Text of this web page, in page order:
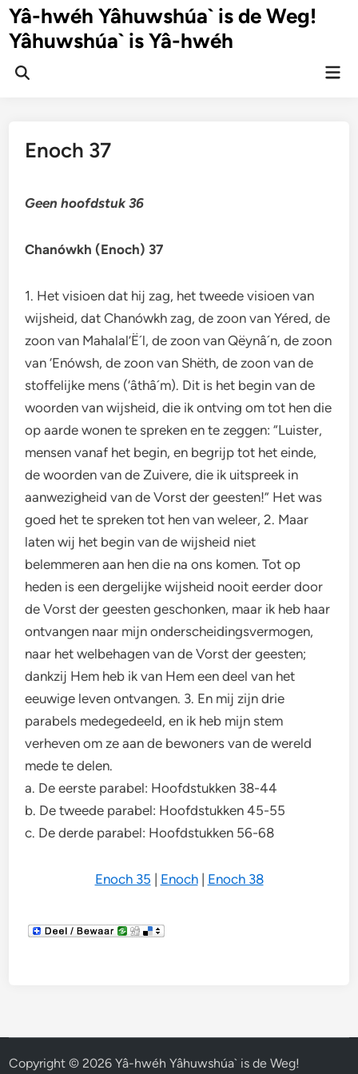
Ga
naar
inhoud
Yâ-hwéh Yâhuwshúa` is de Weg!
Yâhuwshúa` is Yâ-hwéh
Zoeken
Enoch 37
Geen hoofdstuk 36
Chanówkh (Enoch) 37
1. Het visioen dat hij zag, het tweede visioen van
wijsheid, dat Chanówkh zag, de zoon van Yéred, de
zoon van Mahalal’Ë´l, de zoon van Qëynâ´n, de zoon
van ‘Enówsh, de zoon van Shëth, de zoon van de
stoffelijke mens (‘âthâ´m). Dit is het begin van de
woorden van wijsheid, die ik ontving om tot hen die
op aarde wonen te spreken en te zeggen: “Luister,
mensen vanaf het begin, en begrijp tot het einde,
de woorden van de Zuivere, die ik uitspreek in
aanwezigheid van de Vorst der geesten!” Het was
goed het te spreken tot hen van weleer, 2. Maar
laten wij het begin van de wijsheid niet
belemmeren aan hen die na ons komen. Tot op
heden is een dergelijke wijsheid nooit eerder door
de Vorst der geesten geschonken, maar ik heb haar
ontvangen naar mijn onderscheidingsvermogen,
naar het welbehagen van de Vorst der geesten;
dankzij Hem heb ik van Hem een deel van het
eeuwige leven ontvangen. 3. En mij zijn drie
parabels medegedeeld, en ik heb mijn stem
verheven om ze aan de bewoners van de wereld
mede te delen.
a. De eerste parabel: Hoofdstukken 38-44
b. De tweede parabel: Hoofdstukken 45-55
c. De derde parabel: Hoofdstukken 56-68
Enoch 35 Enoch| Enoch 38
Copyright © 2026Yâ-hwéh Yâhuwshúa` is de Weg!